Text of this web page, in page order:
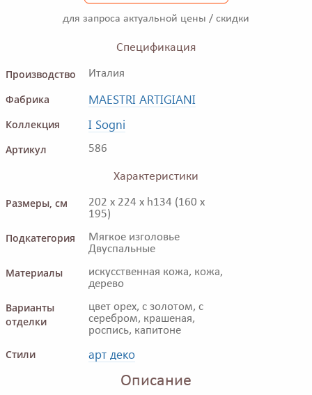
для запроса актуальной цены / скидки
Спецификация
Производство
Италия
Фабрика MAESTRI ARTIGIANI
Коллекция I Sogni
Артикул 586
Характеристики
Размеры, см
202 x 224 x h134 (160 x
195)
Подкатегория
Мягкое изголовье
Двуспальные
Материалы
искусственная кожа, кожа,
дерево
Варианты
отделки
цвет орех, с золотом, с
серебром, крашеная,
роспись, капитоне
Стили арт деко
Описание